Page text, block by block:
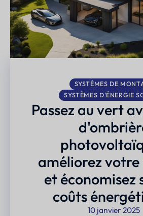
SYSTÈMES DE
SYSTÈMES D'ÉNERGIE
Passez au vert
améliorez votre
et économisez
coûts
10 janvier 2025